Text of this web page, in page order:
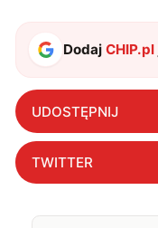
DodajCHIP.pl
UDOSTĘPNIJ
TWITTER